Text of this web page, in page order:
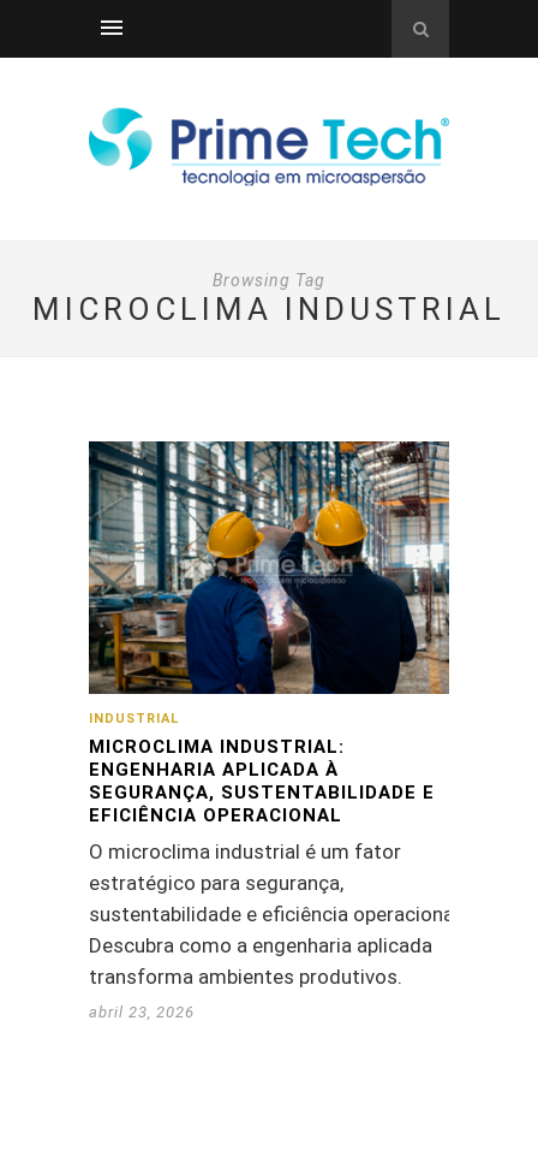
Browsing Tag
MICROCLIMA INDUSTRIAL
INDUSTRIAL
MICROCLIMA INDUSTRIAL:
ENGENHARIA APLICADA À
SEGURANÇA, SUSTENTABILIDADE E
EFICIÊNCIA OPERACIONAL
O microclima industrial é um fator
estratégico para segurança,
sustentabilidade e eficiência operacional.
Descubra como a engenharia aplicada
transforma ambientes produtivos.
abril 23, 2026